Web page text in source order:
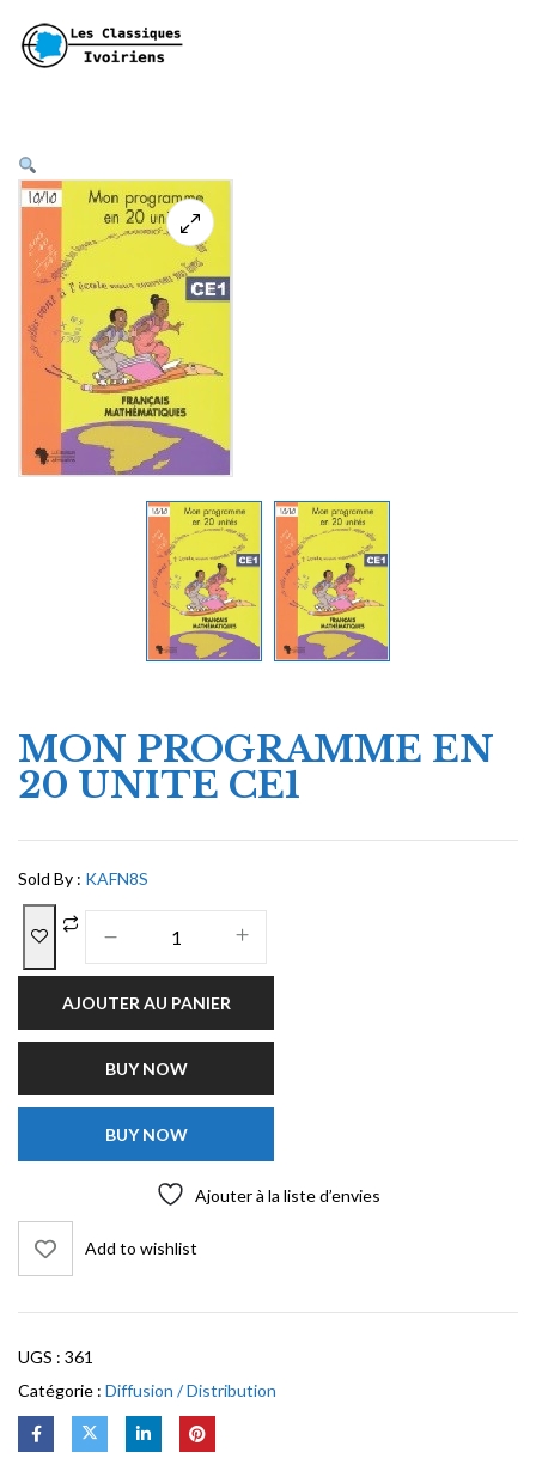
MON PROGRAMME EN
20 UNITE CE1
Sold By : KAFN8S
AJOUTER AU PANIER
BUY NOW
BUY NOW
Ajouter à la liste d’envies
Add to wishlist
UGS : 361
Catégorie : Diffusion / Distribution